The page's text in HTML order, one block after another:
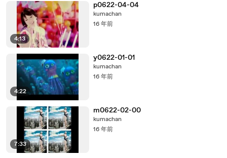
4:13
p0622-04-04
kumachan
16 年前
4:22
y0622-01-01
kumachan
16 年前
7:33
m0622-02-00
kumachan
16 年前